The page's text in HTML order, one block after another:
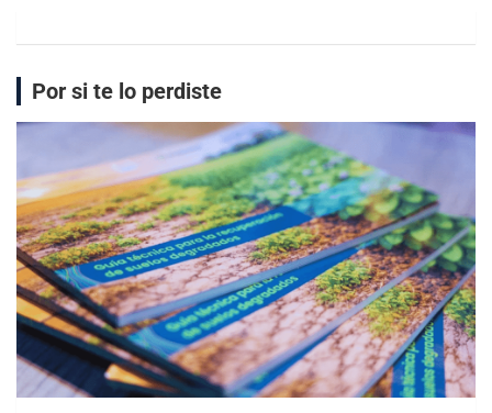
Por si te lo perdiste